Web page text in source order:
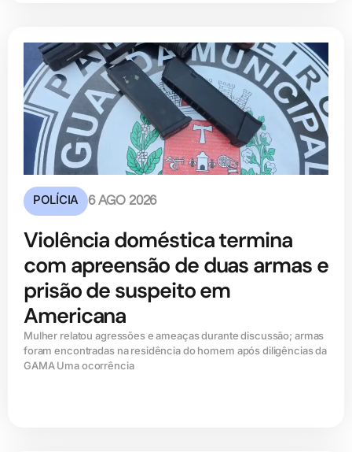
POLÍCIA 6 AGO 2026
Violência doméstica termina
com apreensão de duas armas e
prisão de suspeito em
Americana
Mulher relatou agressões e ameaças durante discussão; armas
foram encontradas na residência do homem após diligências da
GAMA Uma ocorrência